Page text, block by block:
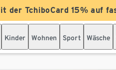
der TchiboCard 15% auf
Kinder Wohnen Sport Wäsche